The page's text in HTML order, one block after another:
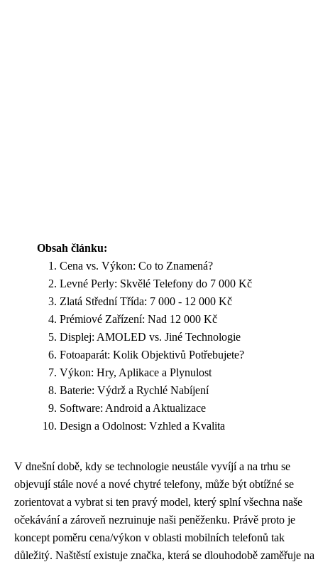
Obsah článku:
Cena vs. Výkon: Co to Znamená?
Levné Perly: Skvělé Telefony do 7 000 Kč
Zlatá Střední Třída: 7 000 - 12 000 Kč
Prémiové Zařízení: Nad 12 000 Kč
Displej: AMOLED vs. Jiné Technologie
Fotoaparát: Kolik Objektivů Potřebujete?
Výkon: Hry, Aplikace a Plynulost
Baterie: Výdrž a Rychlé Nabíjení
Software: Android a Aktualizace
Design a Odolnost: Vzhled a Kvalita
V dnešní době, kdy se technologie neustále vyvíjí a na trhu se
objevují stále nové a nové chytré telefony, může být obtížné se
zorientovat a vybrat si ten pravý model, který splní všechna naše
očekávání a zároveň nezruinuje naši peněženku. Právě proto je
koncept poměru cena/výkon v oblasti mobilních telefonů tak
důležitý. Naštěstí existuje značka, která se dlouhodobě zaměřuje na